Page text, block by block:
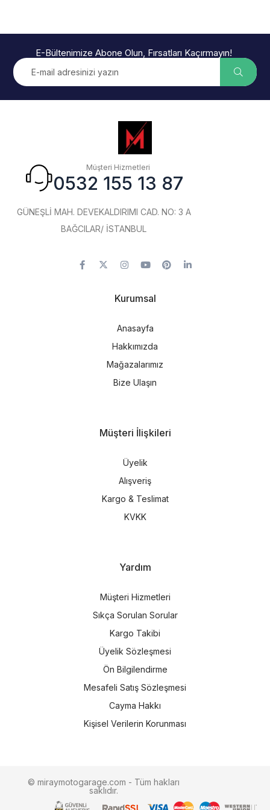
E-Bültenimize Abone Olun, Fırsatları Kaçırmayın!
Müşteri Hizmetleri
0532 155 13 87
GÜNEŞLİ MAH. DEVEKALDIRIMI CAD. NO: 3 A
BAĞCILAR/ İSTANBUL
Kurumsal
Anasayfa
Hakkımızda
Mağazalarımız
Bize Ulaşın
Müşteri İlişkileri
Üyelik
Alışveriş
Kargo & Teslimat
KVKK
Yardım
Müşteri Hizmetleri
Sıkça Sorulan Sorular
Kargo Takibi
Üyelik Sözleşmesi
Ön Bilgilendirme
Mesafeli Satış Sözleşmesi
Cayma Hakkı
Kişisel Verilerin Korunması
© miraymotogarage.com - Tüm hakları
saklıdır.